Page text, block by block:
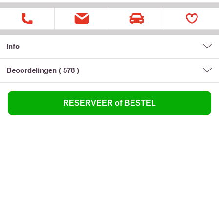
Info
Beoordelingen ( 578 )
RESERVEER of BESTEL